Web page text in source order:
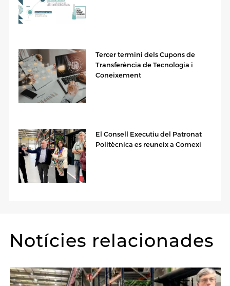
Tercer termini dels Cupons de
Transferència de Tecnologia i
Coneixement
El Consell Executiu del Patronat
Politècnica es reuneix a Comexi
Notícies relacionades